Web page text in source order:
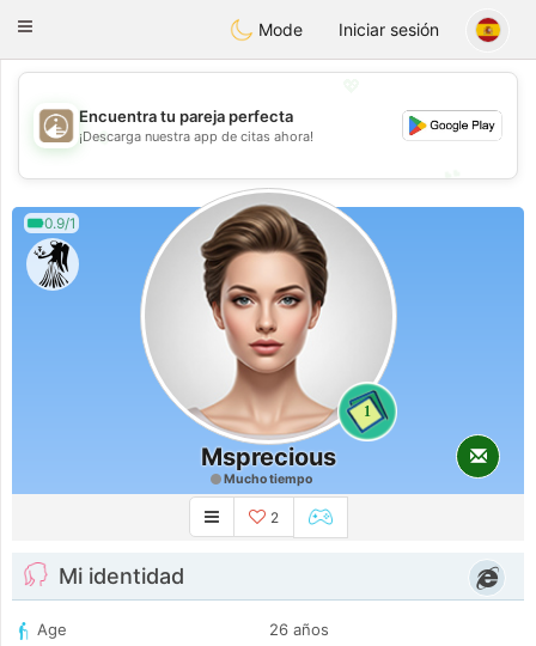
B ahebik
Toggle
Mode Iniciar sesión
💖
💕
Encuentra tu pareja perfecta
¡Descarga nuestra app de citas ahora!
0.9/1
1
Msprecious
Mucho tiempo
2
Mi identidad
Age
26 años